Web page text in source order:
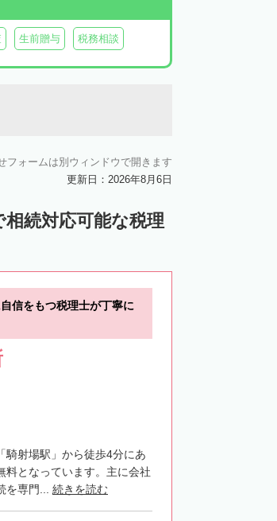
生前贈与 税務相談
フォームは別ウィンドウで開きます
更新日：2026年8月6日
続対応可能な税理
信をもつ税理士が丁寧に
騎射場駅」から徒歩4分にあ
料となっています。主に会社
を専門... 続きを読む